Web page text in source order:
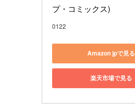
プ・コミックス)
0122
Amazon jpで見る
楽天市場で見る